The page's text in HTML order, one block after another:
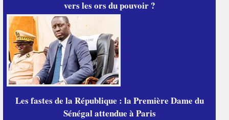
vers les ors du pouvoir ?
Les fastes de la République : la Première Dame du
Sénégal attendue à Paris